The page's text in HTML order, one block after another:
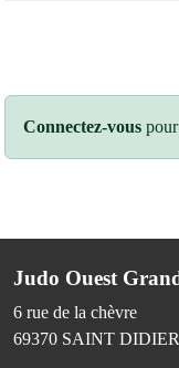
Connectez-vous
Judo Ouest
6 rue de la chèvre
69370 SAINT